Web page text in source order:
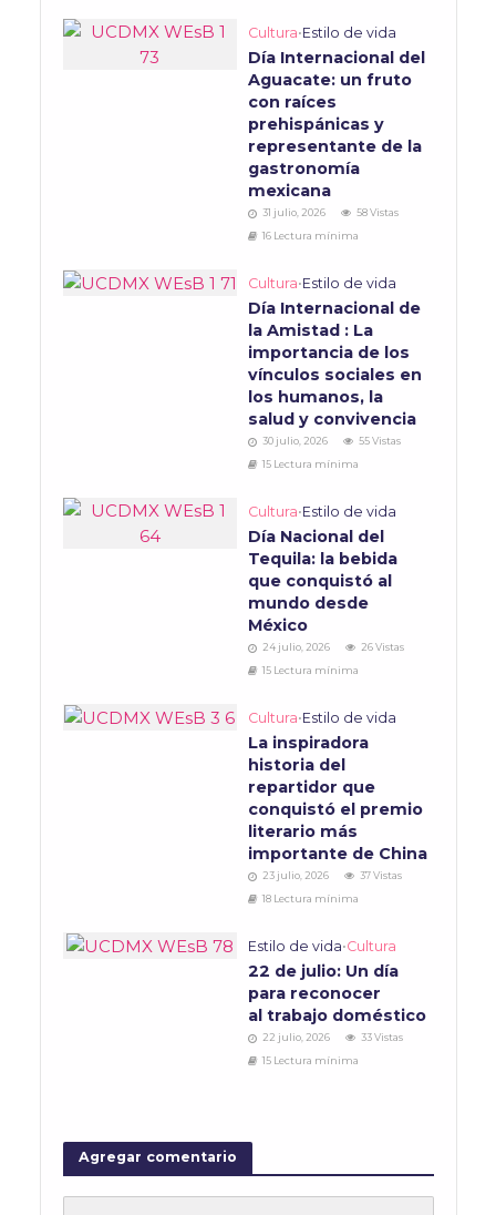
Cultura•Estilo de vida
Día Internacional del
Aguacate: un fruto
con raíces
prehispánicas y
representante de la
gastronomía
mexicana
31 julio, 2026
58 Vistas
16 Lectura mínima
Cultura•Estilo de vida
Día Internacional de
la Amistad : La
importancia de los
vínculos sociales en
los humanos, la
salud y convivencia
30 julio, 2026
55 Vistas
15 Lectura mínima
Cultura•Estilo de vida
Día Nacional del
Tequila: la bebida
que conquistó al
mundo desde
México
24 julio, 2026
26 Vistas
15 Lectura mínima
Cultura•Estilo de vida
La inspiradora
historia del
repartidor que
conquistó el premio
literario más
importante de China
23 julio, 2026
37 Vistas
18 Lectura mínima
Estilo de vida•Cultura
22 de julio: Un día
para reconocer
al trabajo doméstico
22 julio, 2026
33 Vistas
15 Lectura mínima
Agregar comentario